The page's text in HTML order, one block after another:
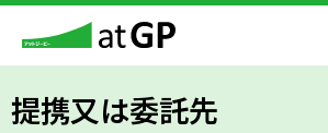
提携又は委託先